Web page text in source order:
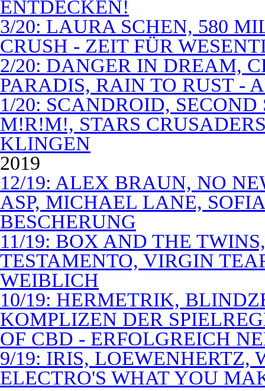
ENTDECKEN!
3/20: LAURA SCHEN, 580
CRUSH - ZEIT FÜR
2/20: DANGER IN DREAM,
PARADIS, RAIN TO RUST -
1/20: SCANDROID,
M!R!M!, STARS
KLINGEN
2019
12/19: ALEX BRAUN, NO
ASP, MICHAEL LANE,
BESCHERUNG
11/19: BOX AND THE
TESTAMENTO, VIRGIN
WEIBLICH
10/19: HERMETRIK,
KOMPLIZEN DER
OF CBD - ERFOLGREICH
9/19: IRIS, LOEWENHERTZ,
ELECTRO'S WHAT YOU